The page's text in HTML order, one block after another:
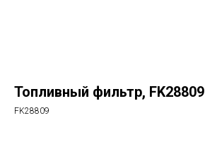
Топливный фильтр, FK28809
FK28809